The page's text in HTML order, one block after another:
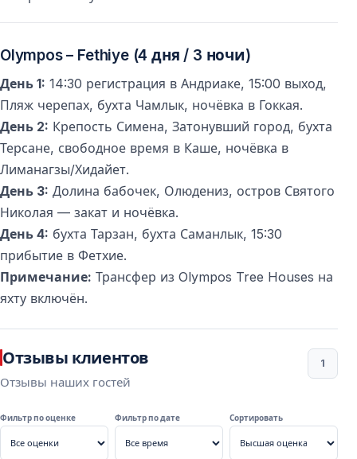
Olympos – Fethiye (4 дня / 3 ночи)
День 1: 14:30 регистрация в Андриаке, 15:00 выход,
Пляж черепах, бухта Чамлык, ночёвка в Гоккая.
День 2: Крепость Симена, Затонувший город, бухта
Терсане, свободное время в Каше, ночёвка в
Лиманагзы/Хидайет.
День 3: Долина бабочек, Олюдениз, остров Святого
Николая — закат и ночёвка.
День 4: бухта Тарзан, бухта Саманлык, 15:30
прибытие в Фетхие.
Примечание: Трансфер из Olympos Tree Houses на
яхту включён.
Отзывы клиентов
Отзывы наших гостей
1
Фильтр по оценке Фильтр по дате Сортировать